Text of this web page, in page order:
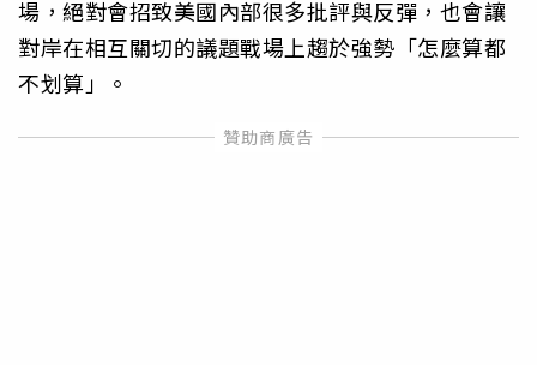
場，絕對會招致美國內部很多批評與反彈，也會讓
對岸在相互關切的議題戰場上趨於強勢「怎麼算都
不划算」。